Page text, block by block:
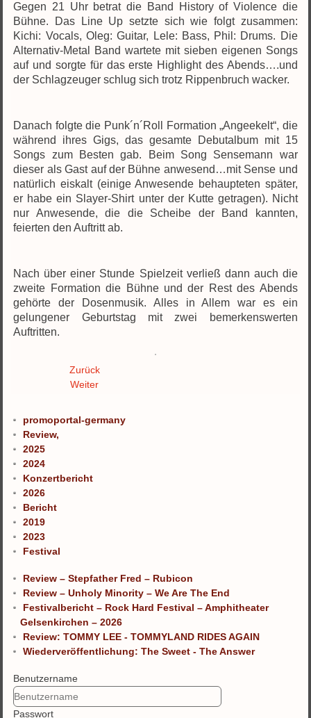
Gegen 21 Uhr betrat die Band History of Violence die
Bühne. Das Line Up setzte sich wie folgt zusammen:
Kichi: Vocals, Oleg: Guitar, Lele: Bass, Phil: Drums. Die
Alternativ-Metal Band wartete mit sieben eigenen Songs
auf und sorgte für das erste Highlight des Abends….und
der Schlagzeuger schlug sich trotz Rippenbruch wacker.
Danach folgte die Punk´n´Roll Formation „Angeekelt“, die
während ihres Gigs, das gesamte Debutalbum mit 15
Songs zum Besten gab. Beim Song Sensemann war
dieser als Gast auf der Bühne anwesend…mit Sense und
natürlich eiskalt (einige Anwesende behaupteten später,
er habe ein Slayer-Shirt unter der Kutte getragen). Nicht
nur Anwesende, die die Scheibe der Band kannten,
feierten den Auftritt ab.
Nach über einer Stunde Spielzeit verließ dann auch die
zweite Formation die Bühne und der Rest des Abends
gehörte der Dosenmusik. Alles in Allem war es ein
gelungener Geburtstag mit zwei bemerkenswerten
Auftritten.
Zurück
Weiter
promoportal-germany
Review,
2025
2024
Konzertbericht
2026
Bericht
2019
2023
Festival
Review – Stepfather Fred – Rubicon
Review – Unholy Minority – We Are The End
Festivalbericht – Rock Hard Festival – Amphitheater
Gelsenkirchen – 2026
Review: TOMMY LEE - TOMMYLAND RIDES AGAIN
Wiederveröffentlichung: The Sweet - The Answer
Benutzername
Passwort